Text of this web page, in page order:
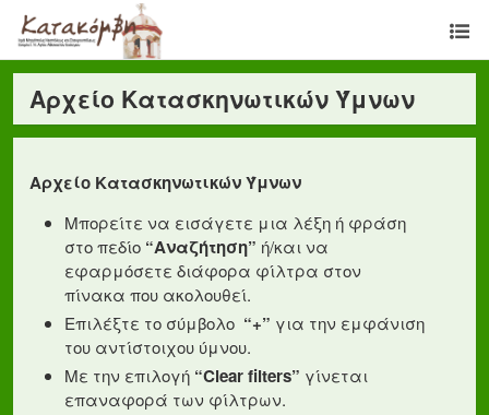
Αρχείο Κατασκηνωτικών Ύμνων
Αρχείο Κατασκηνωτικών Ύμνων
Μπορείτε να εισάγετε μια λέξη ή φράση
στο πεδίο “Αναζήτηση” ή/και να
εφαρμόσετε διάφορα φίλτρα στον
πίνακα που ακολουθεί.
Επιλέξτε το σύμβολο “+” για την εμφάνιση
του αντίστοιχου ύμνου.
Με την επιλογή “Clear filters” γίνεται
επαναφορά των φίλτρων.